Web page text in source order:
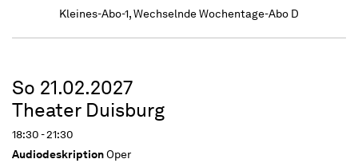
Kleines-Abo-1, Wechselnde Wochentage-Abo D
So 21.02.2027
Theater Duisburg
18:30 - 21:30
AudiodeskriptionOper